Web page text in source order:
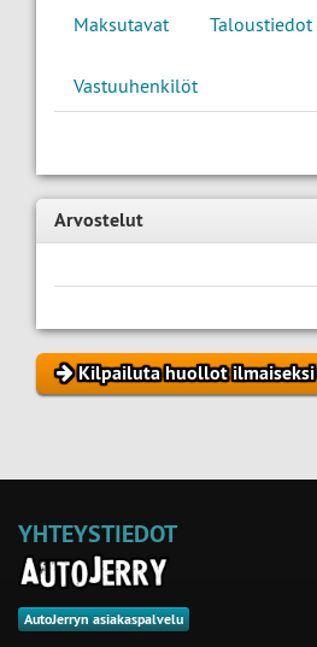
Maksutavat Taloustiedot
Vastuuhenkilöt
Arvostelut
Kilpailuta huollot ilmaiseksi
YHTEYSTIEDOT
AutoJerryn asiakaspalvelu